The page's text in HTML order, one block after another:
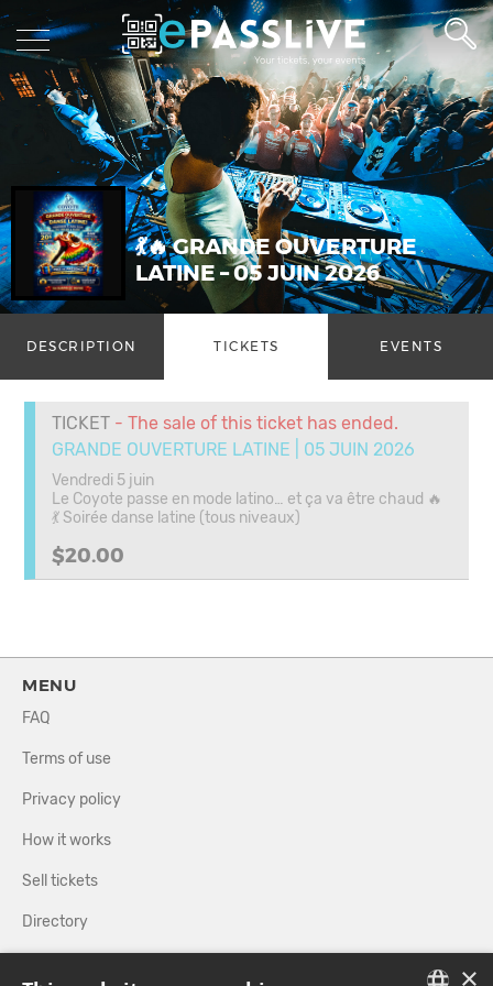
💃🔥 GRANDE OUVERTURE
LATINE – 05 JUIN 2026
DESCRIPTION TICKETS EVENTS
TICKET - The sale of this ticket has ended.
GRANDE OUVERTURE LATINE | 05 JUIN 2026
Vendredi 5 juin
Le Coyote passe en mode latino… et ça va être chaud 🔥
💃 Soirée danse latine (tous niveaux)
$20.00
MENU
FAQ
Terms of use
Privacy policy
How it works
Sell tickets
Directory
×